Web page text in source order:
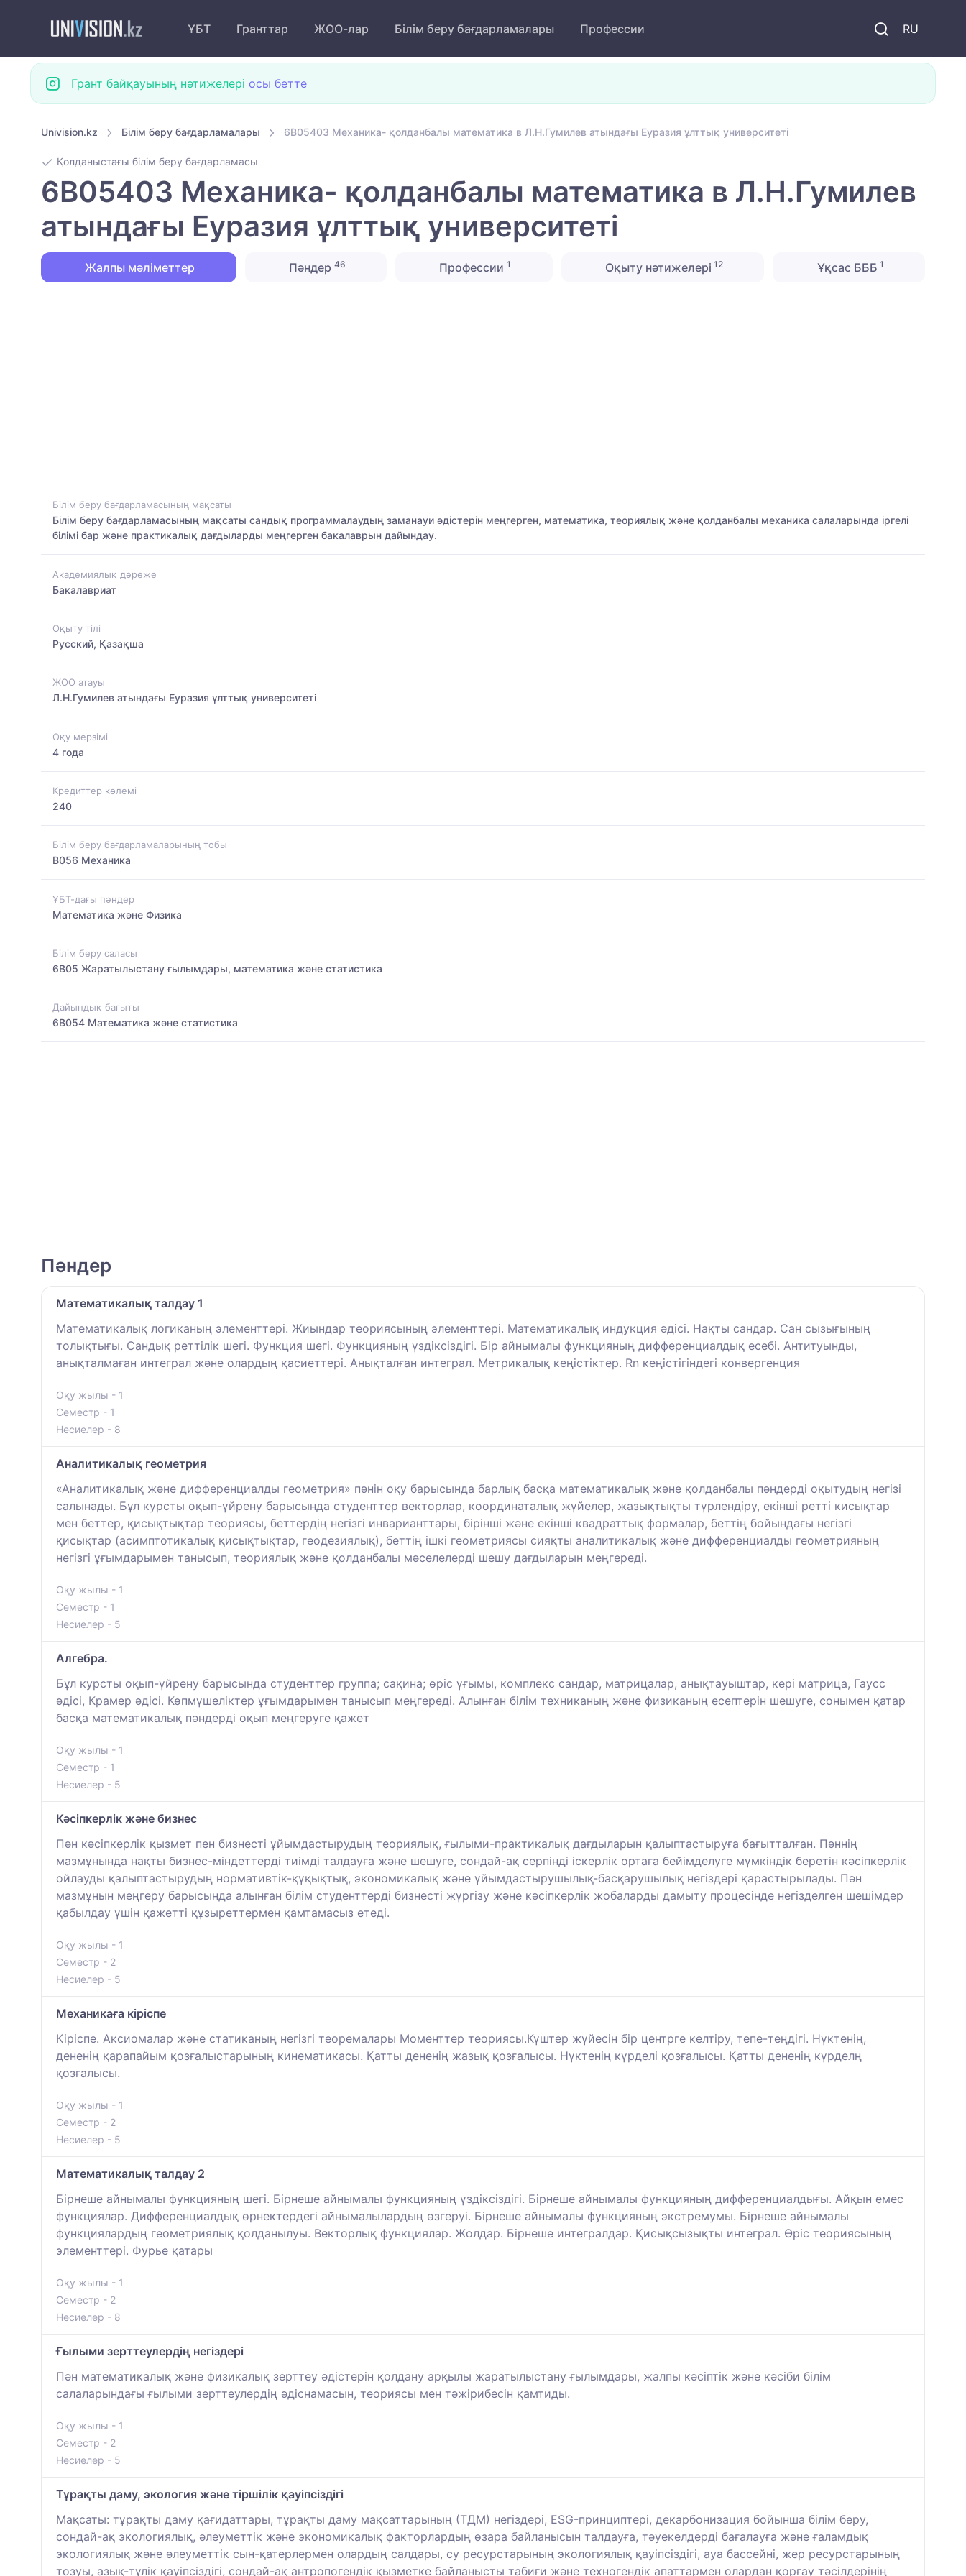
RU
ҰБТ Гранттар ЖОО-лар Білім беру бағдарламалары Профессии
Грант байқауының нәтижелері осы бетте
Univision.kz Білім беру бағдарламалары 6B05403 Механика- қолданбалы математика в Л.Н.Гумилев атындағы Еуразия ұлттық университеті
Қолданыстағы білім беру бағдарламасы
6B05403 Механика- қолданбалы математика в Л.Н.Гумилев
атындағы Еуразия ұлттық университеті
Жалпы мәліметтер Пәндер 46 Профессии1 Оқыту нәтижелері 12 Ұқсас БББ 1
Білім беру бағдарламасының мақсаты
Білім беру бағдарламасының мақсаты сандық программалаудың заманауи әдістерін меңгерген, математика, теориялық және қолданбалы механика салаларында іргелі
білімі бар және практикалық дағдыларды меңгерген бакалаврын дайындау.
Академиялық дәреже
Бакалавриат
Оқыту тілі
Русский, Қазақша
ЖОО атауы
Л.Н.Гумилев атындағы Еуразия ұлттық университеті
Оқу мерзімі
4 года
Кредиттер көлемі
240
Білім беру бағдарламаларының тобы
B056 Механика
ҰБТ-дағы пәндер
Математика және Физика
Білім беру саласы
6B05 Жаратылыстану ғылымдары, математика және статистика
Дайындық бағыты
6B054 Математика және статистика
Пәндер
Математикалық талдау 1
Математикалық логиканың элементтері. Жиындар теориясының элементтері. Математикалық индукция әдісі. Нақты сандар. Сан сызығының
толықтығы. Сандық реттілік шегі. Функция шегі. Функцияның үздіксіздігі. Бір айнымалы функцияның дифференциалдық есебі. Антитуынды,
анықталмаған интеграл және олардың қасиеттері. Анықталған интеграл. Метрикалық кеңістіктер. Rn кеңістігіндегі конвергенция
Оқу жылы - 1
Семестр - 1
Несиелер - 8
Аналитикалық геометрия
«Аналитикалық және дифференциалды геометрия» пәнін оқу барысында барлық басқа математикалық және қолданбалы пәндерді оқытудың негізі
салынады. Бұл курсты оқып-үйрену барысында студенттер векторлар, координаталық жүйелер, жазықтықты түрлендіру, екінші ретті кисықтар
мен беттер, қисықтықтар теориясы, беттердің негізгі инварианттары, бірінші және екінші квадраттық формалар, беттің бойындағы негізгі
қисықтар (асимптотикалық қисықтықтар, геодезиялық), беттің ішкі геометриясы сияқты аналитикалық және дифференциалды геометрияның
негізгі ұғымдарымен танысып, теориялық және қолданбалы мәселелерді шешу дағдыларын меңгереді.
Оқу жылы - 1
Семестр - 1
Несиелер - 5
Алгебра.
Бұл курсты оқып-үйрену барысында студенттер группа; сақина; өріс үғымы, комплекс сандар, матрицалар, анықтауыштар, кері матрица, Гаусс
әдісі, Крамер әдісі. Көпмүшеліктер ұғымдарымен танысып меңгереді. Алынған білім техниканың және физиканың есептерін шешуге, сонымен қатар
басқа математикалық пәндерді оқып меңгеруге қажет
Оқу жылы - 1
Семестр - 1
Несиелер - 5
Кәсіпкерлік және бизнес
Пән кәсіпкерлік қызмет пен бизнесті ұйымдастырудың теориялық, ғылыми-практикалық дағдыларын қалыптастыруға бағытталған. Пәннің
мазмұнында нақты бизнес-міндеттерді тиімді талдауға және шешуге, сондай-ақ серпінді іскерлік ортаға бейімделуге мүмкіндік беретін кәсіпкерлік
ойлауды қалыптастырудың нормативтік-құқықтық, экономикалық және ұйымдастырушылық-басқарушылық негіздері қарастырылады. Пән
мазмұнын меңгеру барысында алынған білім студенттерді бизнесті жүргізу және кәсіпкерлік жобаларды дамыту процесінде негізделген шешімдер
қабылдау үшін қажетті құзыреттермен қамтамасыз етеді.
Оқу жылы - 1
Семестр - 2
Несиелер - 5
Механикаға кіріспе
Кіріспе. Аксиомалар және статиканың негізгі теоремалары Моменттер теориясы.Күштер жүйесін бір центрге келтіру, тепе-теңдігі. Нүктенің,
дененің қарапайым қозғалыстарының кинематикасы. Қатты дененің жазық қозғалысы. Нүктенің күрделі қозғалысы. Қатты дененің күрделң
қозғалысы.
Оқу жылы - 1
Семестр - 2
Несиелер - 5
Математикалық талдау 2
Бірнеше айнымалы функцияның шегі. Бірнеше айнымалы функцияның үздіксіздігі. Бірнеше айнымалы функцияның дифференциалдығы. Айқын емес
функциялар. Дифференциалдық өрнектердегі айнымалылардың өзгеруі. Бірнеше айнымалы функцияның экстремумы. Бірнеше айнымалы
функциялардың геометриялық қолданылуы. Векторлық функциялар. Жолдар. Бірнеше интегралдар. Қисықсызықты интеграл. Өріс теориясының
элементтері. Фурье қатары
Оқу жылы - 1
Семестр - 2
Несиелер - 8
Ғылыми зерттеулердің негіздері
Пән математикалық және физикалық зерттеу әдістерін қолдану арқылы жаратылыстану ғылымдары, жалпы кәсіптік және кәсіби білім
салаларындағы ғылыми зерттеулердің әдіснамасын, теориясы мен тәжірибесін қамтиды.
Оқу жылы - 1
Семестр - 2
Несиелер - 5
Тұрақты даму, экология және тіршілік қауіпсіздігі
Мақсаты: тұрақты даму қағидаттары, тұрақты даму мақсаттарының (ТДМ) негіздері, ESG-принциптері, декарбонизация бойынша білім беру,
сондай-ақ экологиялық, әлеуметтік және экономикалық факторлардың өзара байланысын талдауға, тәуекелдерді бағалауға және ғаламдық
экологиялық және әлеуметтік сын-қатерлермен олардың салдары, су ресурстарының экологиялық қауіпсіздігі, ауа бассейні, жер ресурстарының
тозуы, азық-түлік қауіпсіздігі, сондай-ақ антропогендік қызметке байланысты табиғи және техногендік апаттармен олардан қорғау тәсілдерінің